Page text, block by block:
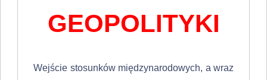
GEOPOLITYKI
Wejście stosunków międzynarodowych, a wraz